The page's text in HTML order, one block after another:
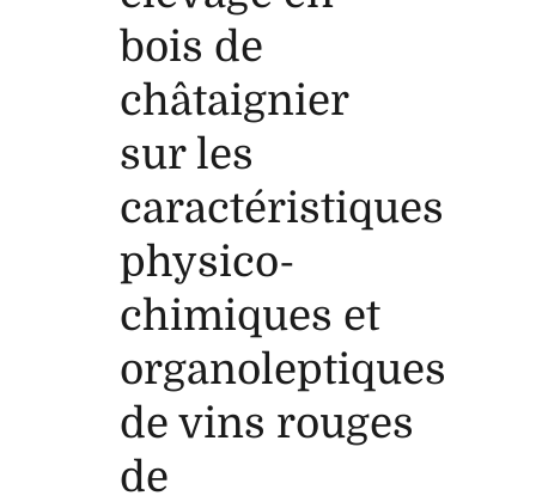
bois de
châtaignier
sur les
caractéristiques
physico-
chimiques et
organoleptiques
de vins rouges
de